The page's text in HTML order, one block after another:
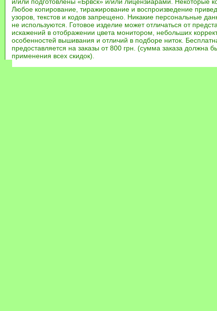
Любое копирование, тиражирование и воспроизведение
узоров, текстов и кодов запрещено. Никакие персональные
не используются. Готовое изделие может отличаться от
искажений в отображении цвета монитором, небольших
особенностей вышивания и отличий в подборе ниток.
предоставляется на заказы от 800 грн. (сумма заказа должна
применения всех скидок).